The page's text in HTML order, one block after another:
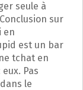
seule à
sur
en
est un bar
tchat en
Pas
le